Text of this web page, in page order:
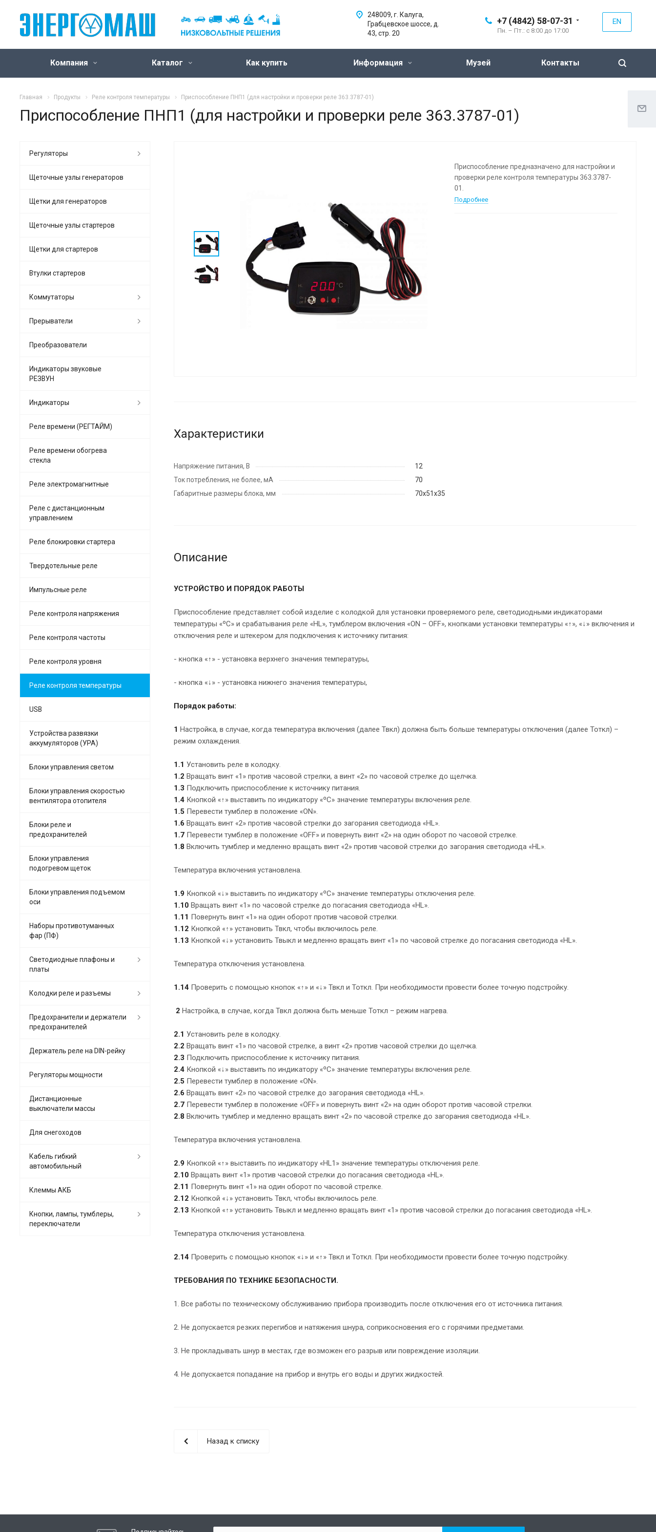
+7 (4842) 58-07-31
Пн. – Пт.: с 8:00 до 17:00
EN
248009, г. Калуга,
Грабцевское шоссе, д.
43, стр. 20
Компания Каталог Как купить Информация Музей Контакты
Главная Продукты Реле контроля температуры Приспособление ПНП1 (для настройки и проверки реле 363.3787-01)
Приспособление ПНП1 (для настройки и проверки реле 363.3787-01)
Приспособление предназначено для настройки и
проверки реле контроля температуры 363.3787-
01.
Подробнее
Характеристики
Напряжение питания, В
12
Ток потребления, не более, мА
70
Габаритные размеры блока, мм
70х51х35
Описание
УСТРОЙСТВО И ПОРЯДОК РАБОТЫ
Приспособление представляет собой изделие с колодкой для установки проверяемого реле, светодиодными индикаторами
температуры «ºС» и срабатывания реле «HL», тумблером включения «ON – OFF», кнопками установки температуры «↑», «↓» включения и
отключения реле и штекером для подключения к источнику питания:
- кнопка «↑» - установка верхнего значения температуры,
- кнопка «↓» - установка нижнего значения температуры,
Порядок работы:
1 Настройка, в случае, когда температура включения (далее Твкл) должна быть больше температуры отключения (далее Тоткл) –
режим охлаждения.
1.1 Установить реле в колодку.
1.2 Вращать винт «1» против часовой стрелки, а винт «2» по часовой стрелке до щелчка.
1.3 Подключить приспособление к источнику питания.
1.4 Кнопкой «↑» выставить по индикатору «ºС» значение температуры включения реле.
1.5 Перевести тумблер в положение «ON».
1.6 Вращать винт «2» против часовой стрелки до загорания светодиода «HL».
1.7 Перевести тумблер в положение «OFF» и повернуть винт «2» на один оборот по часовой стрелке.
1.8 Включить тумблер и медленно вращать винт «2» против часовой стрелки до загорания светодиода «HL».
Температура включения установлена.
1.9 Кнопкой «↓» выставить по индикатору «ºС» значение температуры отключения реле.
1.10 Вращать винт «1» по часовой стрелке до погасания светодиода «HL».
1.11 Повернуть винт «1» на один оборот против часовой стрелки.
1.12 Кнопкой «↑» установить Твкл, чтобы включилось реле.
1.13 Кнопкой «↓» установить Твыкл и медленно вращать винт «1» по часовой стрелке до погасания светодиода «HL».
Температура отключения установлена.
1.14 Проверить с помощью кнопок «↑» и «↓» Твкл и Тоткл. При необходимости провести более точную подстройку.
2 Настройка, в случае, когда Твкл должна быть меньше Тоткл – режим нагрева.
2.1 Установить реле в колодку.
2.2 Вращать винт «1» по часовой стрелке, а винт «2» против часовой стрелки до щелчка.
2.3 Подключить приспособление к источнику питания.
2.4 Кнопкой «↓» выставить по индикатору «ºС» значение температуры включения реле.
2.5 Перевести тумблер в положение «ON».
2.6 Вращать винт «2» по часовой стрелке до загорания светодиода «HL».
2.7 Перевести тумблер в положение «OFF» и повернуть винт «2» на один оборот против часовой стрелки.
2.8 Включить тумблер и медленно вращать винт «2» по часовой стрелке до загорания светодиода «HL».
Температура включения установлена.
2.9 Кнопкой «↑» выставить по индикатору «HL1» значение температуры отключения реле.
2.10 Вращать винт «1» против часовой стрелки до погасания светодиода «HL».
2.11 Повернуть винт «1» на один оборот по часовой стрелке.
2.12 Кнопкой «↓» установить Твкл, чтобы включилось реле.
2.13 Кнопкой «↑» установить Твыкл и медленно вращать винт «1» против часовой стрелки до погасания светодиода «HL».
Температура отключения установлена.
2.14 Проверить с помощью кнопок «↓» и «↑» Твкл и Тоткл. При необходимости провести более точную подстройку.
ТРЕБОВАНИЯ ПО ТЕХНИКЕ БЕЗОПАСНОСТИ.
1. Все работы по техническому обслуживанию прибора производить после отключения его от источника питания.
2. Не допускается резких перегибов и натяжения шнура, соприкосновения его с горячими предметами.
3. Не прокладывать шнур в местах, где возможен его разрыв или повреждение изоляции.
4. Не допускается попадание на прибор и внутрь его воды и других жидкостей.
Назад к списку
Регуляторы
Щеточные узлы генераторов
Щетки для генераторов
Щеточные узлы стартеров
Щетки для стартеров
Втулки стартеров
Коммутаторы
Прерыватели
Преобразователи
Индикаторы звуковые
РЕЗВУН
Индикаторы
Реле времени (РЕГТАЙМ)
Реле времени обогрева
стекла
Реле электромагнитные
Реле с дистанционным
управлением
Реле блокировки стартера
Твердотельные реле
Импульсные реле
Реле контроля напряжения
Реле контроля частоты
Реле контроля уровня
Реле контроля температуры
USB
Устройства развязки
аккумуляторов (УРА)
Блоки управления светом
Блоки управления скоростью
вентилятора отопителя
Блоки реле и
предохранителей
Блоки управления
подогревом щеток
Блоки управления подъемом
оси
Наборы противотуманных
фар (ПФ)
Светодиодные плафоны и
платы
Колодки реле и разъемы
Предохранители и держатели
предохранителей
Держатель реле на DIN-рейку
Регуляторы мощности
Дистанционные
выключатели массы
Для снегоходов
Кабель гибкий
автомобильный
Клеммы АКБ
Кнопки, лампы, тумблеры,
переключатели